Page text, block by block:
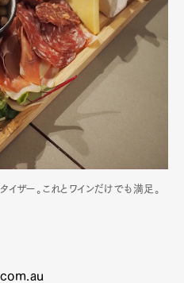
イザー。これとワインだけでも満足。